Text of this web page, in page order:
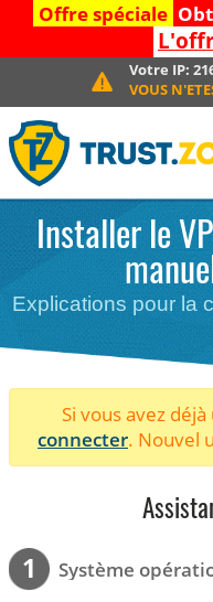
Offre spéciale
Votre IP:
VOUS
Installer le
Explications pour la
Si vous avez
connecter. Nouvel
1 Système